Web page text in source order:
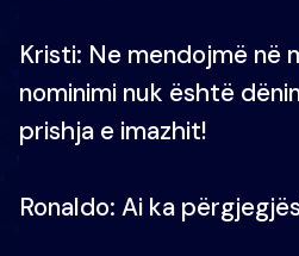
Kristi: Ne mendojmë në
nominimi nuk është
prishja e imazhit!
Ronaldo: Ai ka